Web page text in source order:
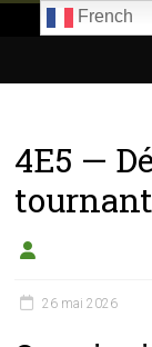
E85.com
passion
boîtier
éthanol
4E5 —
26 mai 2026
French